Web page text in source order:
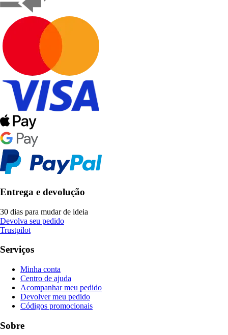
Entrega e devolução
30 dias para mudar de ideia
Devolva seu pedido
Trustpilot
Serviços
Minha conta
Centro de ajuda
Acompanhar meu pedido
Devolver meu pedido
Códigos promocionais
Sobre